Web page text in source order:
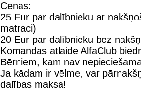
Cenas:
25 Eur par dalībnieku ar
matraci)
20 Eur par dalībnieku bez
Komandas atlaide AlfaClub
Bērniem, kam nav
Ja kādam ir vēlme, var
dalības maksa!